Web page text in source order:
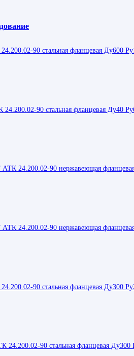
90 стальная фланцевая Ду600
90 стальная фланцевая Ду40
24.200.02-90 нержавеющая
24.200.02-90 нержавеющая
90 стальная фланцевая Ду300
24.200.02-90 стальная фланцевая Ду300